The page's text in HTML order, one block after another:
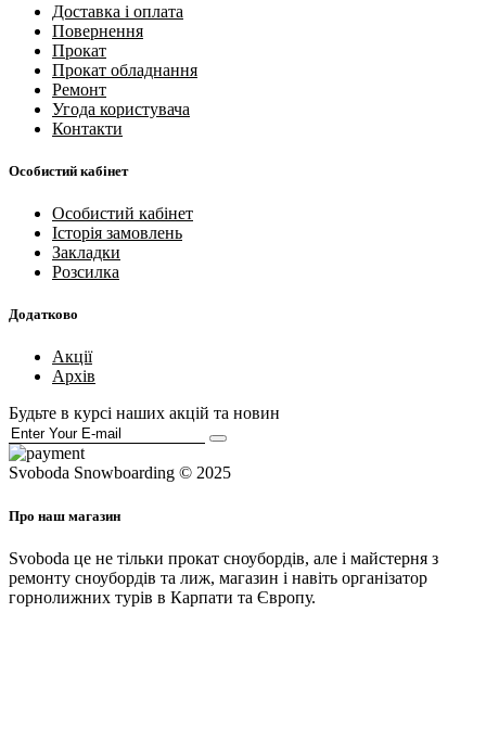
Доставка і оплата
Повернення
Прокат
Прокат обладнання
Ремонт
Угода користувача
Контакти
Особистий кабінет
Особистий кабінет
Історія замовлень
Закладки
Розсилка
Додатково
Акції
Архів
Будьте в курсі наших акцій та новин
Svoboda Snowboarding © 2025
Про наш магазин
Svoboda це не тільки прокат сноубордів, але і майстерня з
ремонту сноубордів та лиж, магазин і навіть організатор
горнолижних турів в Карпати та Європу.